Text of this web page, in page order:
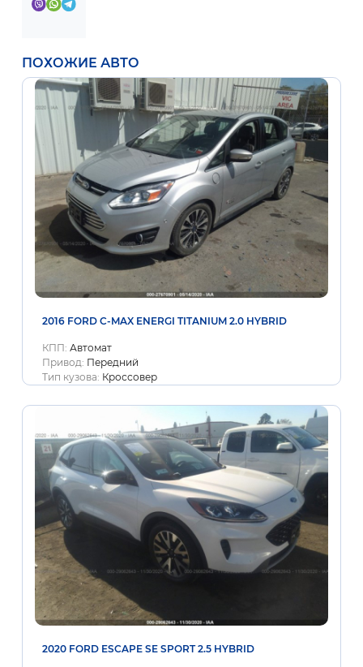
ПОХОЖИЕ АВТО
2016 FORD C-MAX ENERGI TITANIUM 2.0 HYBRID
КПП: Автомат
Привод: Передний
Тип кузова: Кроссовер
2020 FORD ESCAPE SE SPORT 2.5 HYBRID